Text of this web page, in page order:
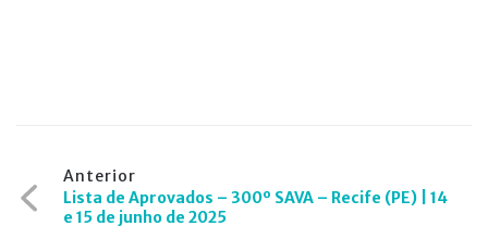
Navegação
de
Anterior
Lista de Aprovados – 300º SAVA – Recife (PE) | 14
e 15 de junho de 2025